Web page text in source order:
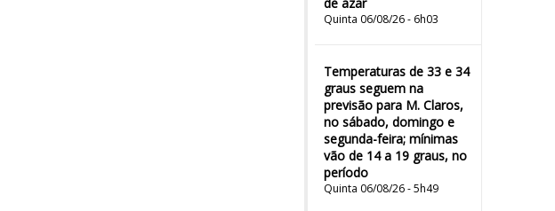
Quinta 06/08/26 - 6h03
Temperaturas de 33 e 34
graus seguem na
previsão para M. Claros,
no sábado, domingo e
segunda-feira; mínimas
vão de 14 a 19 graus, no
período
Quinta 06/08/26 - 5h49